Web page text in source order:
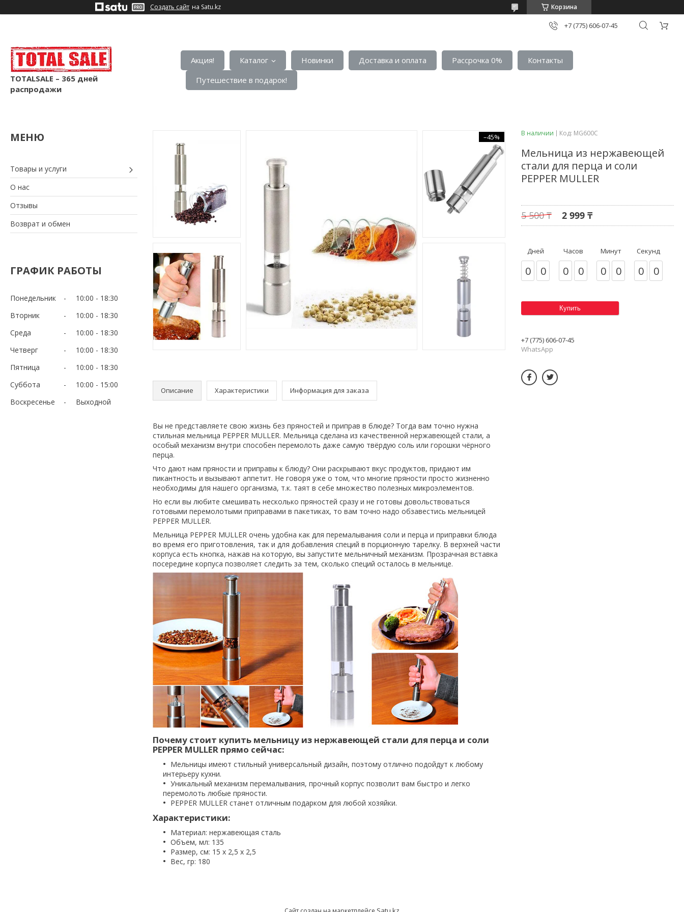
Создать сайт на Satu.kz Корзина
+7 (775) 606-07-45
TOTALSALE – 365 дней
распродажи
Акция! Каталог Новинки Доставка и оплата Рассрочка 0%
Контакты
Путешествие в подарок!
Товары и услуги
О нас
Отзывы
Возврат и обмен
ГРАФИК РАБОТЫ
Понедельник 10:00
18:30
Вторник
10:00
18:30
Среда
10:00
18:30
Четверг
10:00
18:30
Пятница
10:00
18:30
Суббота
10:00
15:00
Воскресенье
Выходной
–45%
Описание Характеристики Информация для заказа
Вы не представляете свою жизнь без пряностей и приправ в блюде? Тогда вам точно нужна
стильная мельница PEPPER MULLER. Мельница сделана из качественной нержавеющей стали, а
особый механизм внутри способен перемолоть даже самую твёрдую соль или горошки чёрного
перца.
Что дают нам пряности и приправы к блюду? Они раскрывают вкус продуктов, придают им
пикантность и вызывают аппетит. Не говоря уже о том, что многие пряности просто жизненно
необходимы для нашего организма, т.к. таят в себе множество полезных микроэлементов.
Но если вы любите смешивать несколько пряностей сразу и не готовы довольствоваться
готовыми перемолотыми приправами в пакетиках, то вам точно надо обзавестись мельницей
PEPPER MULLER.
Мельница PEPPER MULLER очень удобна как для перемалывания соли и перца и приправки блюда
во время его приготовления, так и для добавления специй в порционную тарелку. В верхней части
корпуса есть кнопка, нажав на которую, вы запустите мельничный механизм. Прозрачная вставка
посередине корпуса позволяет следить за тем, сколько специй осталось в мельнице.
Почему стоит купить мельницу из нержавеющей стали для перца и соли
PEPPER MULLER прямо сейчас:
Мельницы имеют стильный универсальный дизайн, поэтому отлично подойдут к любому
интерьеру кухни.
Уникальный механизм перемалывания, прочный корпус позволит вам быстро и легко
перемолоть любые пряности.
PEPPER MULLER станет отличным подарком для любой хозяйки.
Характеристики:
Материал: нержавеющая сталь
Объем, мл: 135
Размер, см: 15 х 2,5 х 2,5
Вес, гр: 180
В наличии Код: MG600C
Мельница из нержавеющей
стали для перца и соли
PEPPER MULLER
5 500 ₸ 2 999 ₸
Дней
0 0
Часов
0 0
Минут
0 0
Секунд
0 0
Купить
+7 (775) 606-07-45
WhatsApp